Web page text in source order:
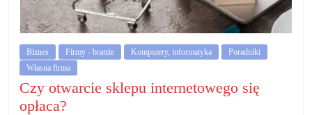
Biznes Firmy - branże Komputery, informatyka
Poradniki
Własna firma
Czy otwarcie sklepu internetowego się
opłaca?